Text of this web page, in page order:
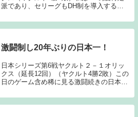
派であり、セリーグもDH制を導入するべ
見て、DH制度反対派の人の気持ちも分か
らなくはないな。と感じた。DHがないこ
激闘制し20年ぶりの日本一！
日本シリーズ第6戦ヤクルト２－１オリッ
クス（延長12回）（ヤクルト4勝2敗）この
日のゲーム含め稀に見る激闘続きの日本シ
で正直気の抜ける場面が全くなかったと感
じるような凄まじいゲームの連続だった。